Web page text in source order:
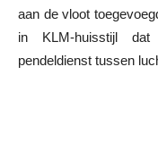
aan de vloot
in KLM-huisstijl
pendeldienst tussen